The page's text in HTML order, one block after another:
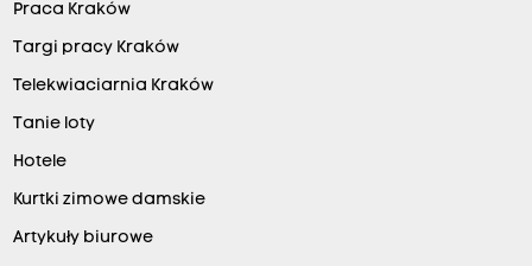
Praca Kraków
Targi pracy Kraków
Telekwiaciarnia Kraków
Tanie loty
Hotele
Kurtki zimowe damskie
Artykuły biurowe